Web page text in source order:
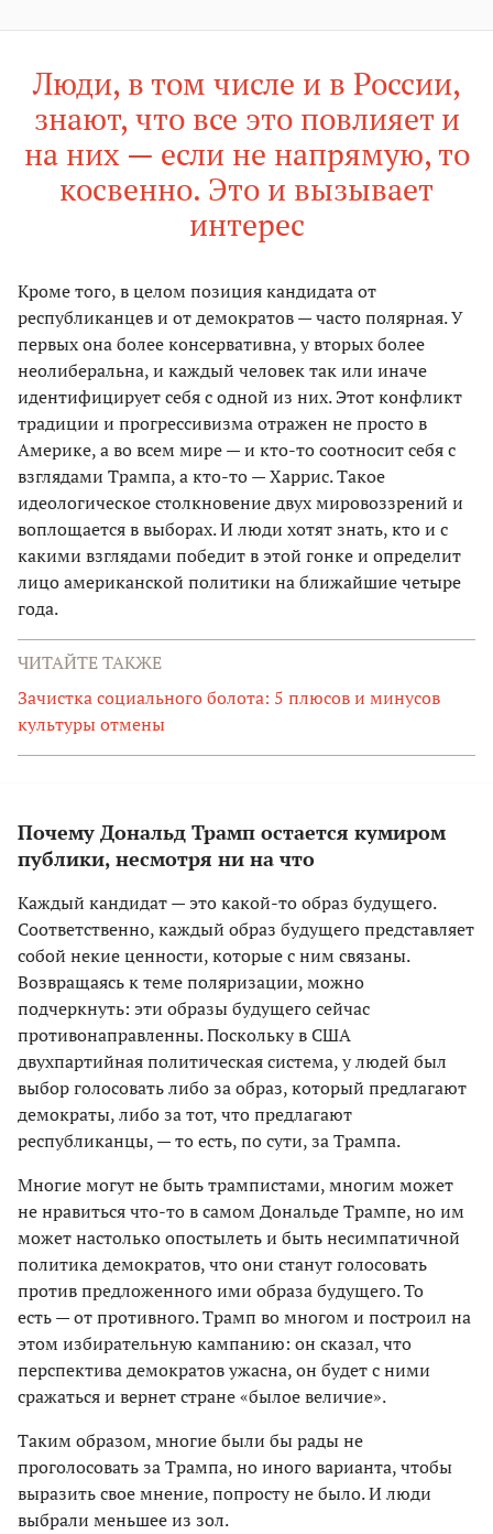
Люди, в том числе и в России,
знают, что все это повлияет и
на них — если не напрямую, то
косвенно. Это и вызывает
интерес
Кроме того, в целом позиция кандидата от
республиканцев и от демократов — часто полярная. У
первых она более консервативна, у вторых более
неолиберальна, и каждый человек так или иначе
идентифицирует себя с одной из них. Этот конфликт
традиции и прогрессивизма отражен не просто в
Америке, а во всем мире — и кто-то соотносит себя с
взглядами Трампа, а кто-то — Харрис. Такое
идеологическое столкновение двух мировоззрений и
воплощается в выборах. И люди хотят знать, кто и с
какими взглядами победит в этой гонке и определит
лицо американской политики на ближайшие четыре
года.
ЧИТАЙТЕ ТАКЖЕ
Зачистка социального болота: 5 плюсов и минусов
культуры отмены
Почему Дональд Трамп остается кумиром
публики, несмотря ни на что
Каждый кандидат — это какой-то образ будущего.
Соответственно, каждый образ будущего представляет
собой некие ценности, которые с ним связаны.
Возвращаясь к теме поляризации, можно
подчеркнуть: эти образы будущего сейчас
противонаправленны. Поскольку в США
двухпартийная политическая система, у людей был
выбор голосовать либо за образ, который предлагают
демократы, либо за тот, что предлагают
республиканцы, — то есть, по сути, за Трампа.
Многие могут не быть трампистами, многим может
не нравиться что-то в самом Дональде Трампе, но им
может настолько опостылеть и быть несимпатичной
политика демократов, что они станут голосовать
против предложенного ими образа будущего. То
есть — от противного. Трамп во многом и построил на
этом избирательную кампанию: он сказал, что
перспектива демократов ужасна, он будет с ними
сражаться и вернет стране «былое величие».
Таким образом, многие были бы рады не
проголосовать за Трампа, но иного варианта, чтобы
выразить свое мнение, попросту не было. И люди
выбрали меньшее из зол.